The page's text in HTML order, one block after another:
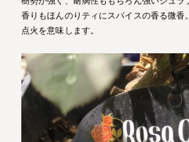
香りもほんのりティにスパイスの香る微
点火を意味します。